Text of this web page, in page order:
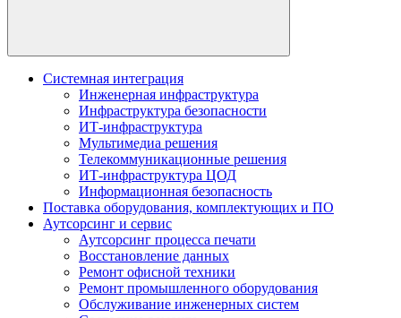
Системная интеграция
Инженерная инфраструктура
Инфраструктура безопасности
ИТ-инфраструктура
Мультимедиа решения
Телекоммуникационные решения
ИТ-инфраструктура ЦОД
Информационная безопасность
Поставка оборудования, комплектующих и ПО
Аутсорсинг и сервис
Аутсорсинг процесса печати
Восстановление данных
Ремонт офисной техники
Ремонт промышленного оборудования
Обслуживание инженерных систем